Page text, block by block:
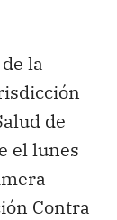
la
de
el lunes
Contra